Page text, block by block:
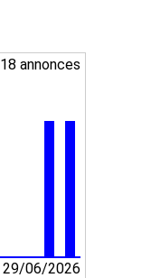
18 annonces
29/06/2026